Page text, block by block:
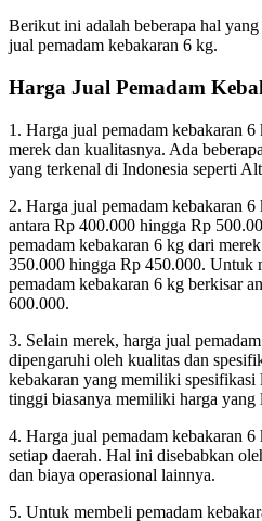
Berikut ini adalah beberapa hal
jual pemadam kebakaran 6 kg.
Harga Jual Pemadam
1. Harga jual pemadam kebakaran
merek dan kualitasnya. Ada
yang terkenal di Indonesia seperti
2. Harga jual pemadam kebakaran
antara Rp 400.000 hingga Rp
pemadam kebakaran 6 kg dari
350.000 hingga Rp 450.000. Untuk
pemadam kebakaran 6 kg berkisar
600.000.
3. Selain merek, harga jual
dipengaruhi oleh kualitas dan
kebakaran yang memiliki
tinggi biasanya memiliki harga yang
4. Harga jual pemadam kebakaran
setiap daerah. Hal ini disebabkan
dan biaya operasional lainnya.
5. Untuk membeli pemadam